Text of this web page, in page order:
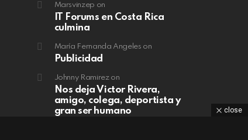
Marsvinzep on
IT Forums en Costa Rica
culmina
María Fernanda Angeles on
Publicidad
Johnny Ramirezon
Nos deja Victor Rivera,
amigo, colega, deportista y
gran ser humano
close